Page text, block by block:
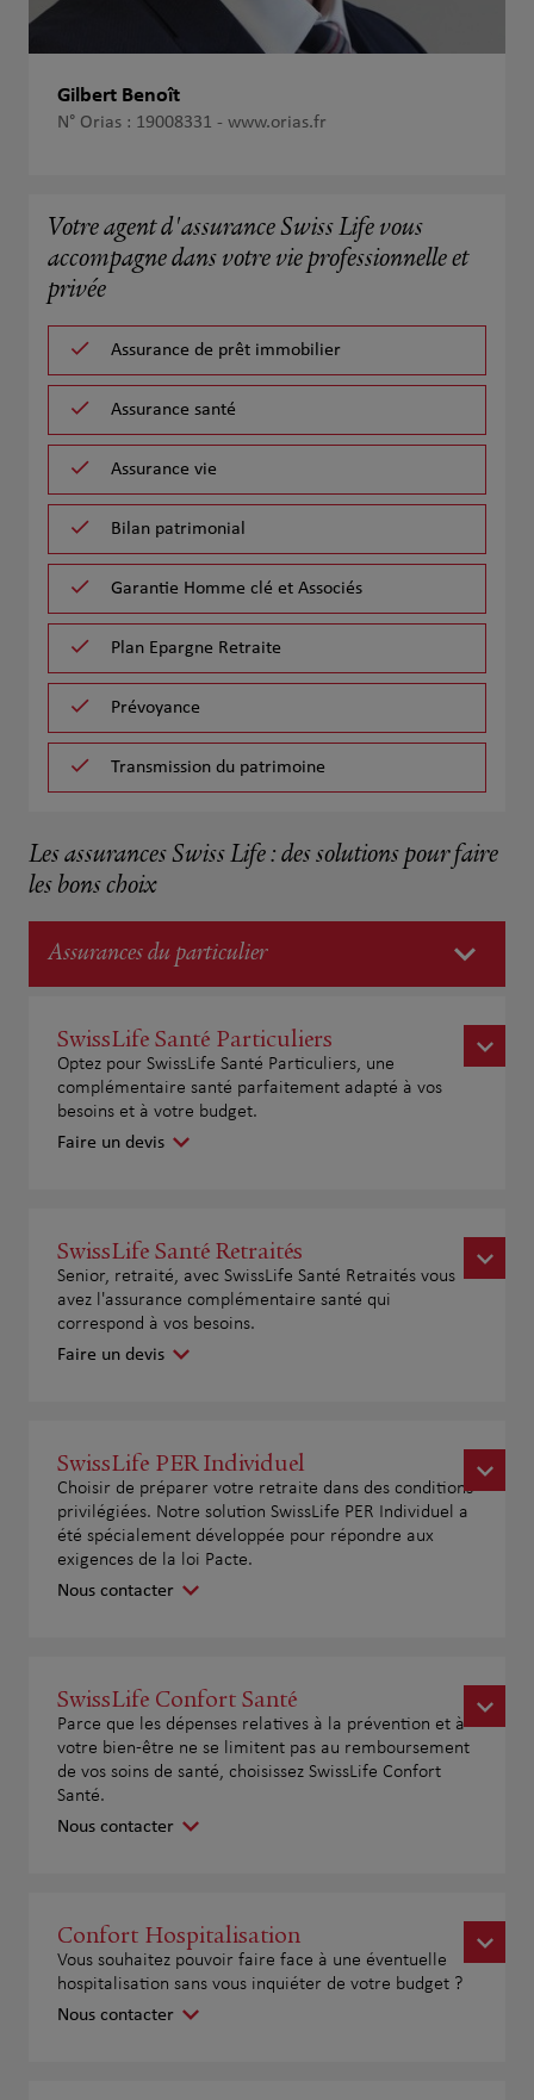
Gilbert Benoît
N° Orias : 19008331 - www.orias.fr
Votre agent d'assurance Swiss Life vous
accompagne dans votre vie professionnelle et
privée
Assurance de prêt immobilier
Assurance santé
Assurance vie
Bilan patrimonial
Garantie Homme clé et Associés
Plan Epargne Retraite
Prévoyance
Transmission du patrimoine
Les assurances Swiss Life : des solutions pour faire
les bons choix
Assurances du particulier
SwissLife Santé Particuliers
Optez pour SwissLife Santé Particuliers, une
complémentaire santé parfaitement adapté à vos
besoins et à votre budget.
Faire un devis
SwissLife Santé Retraités
Senior, retraité, avec SwissLife Santé Retraités vous
avez l'assurance complémentaire santé qui
correspond à vos besoins.
Faire un devis
SwissLife PER Individuel
Choisir de préparer votre retraite dans des conditions
privilégiées. Notre solution SwissLife PER Individuel a
été spécialement développée pour répondre aux
exigences de la loi Pacte.
Nous contacter
SwissLife Confort Santé
Parce que les dépenses relatives à la prévention et à
votre bien-être ne se limitent pas au remboursement
de vos soins de santé, choisissez SwissLife Confort
Santé.
Nous contacter
Confort Hospitalisation
Vous souhaitez pouvoir faire face à une éventuelle
hospitalisation sans vous inquiéter de votre budget ?
Nous contacter